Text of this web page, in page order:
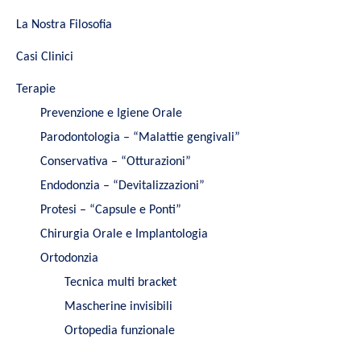
La Nostra Filosofia
Casi Clinici
Terapie
Prevenzione e Igiene Orale
Parodontologia – “Malattie gengivali”
Conservativa – “Otturazioni”
Endodonzia – “Devitalizzazioni”
Protesi – “Capsule e Ponti”
Chirurgia Orale e Implantologia
Ortodonzia
Tecnica multi bracket
Mascherine invisibili
Ortopedia funzionale